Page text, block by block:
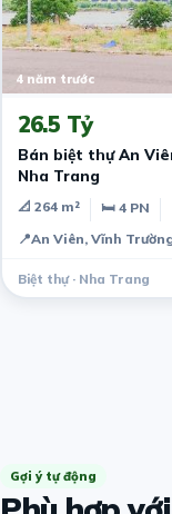
4 năm trước
26.5 Tỷ
Bán biệt thự An
Nha Trang
📐 264 m² 🛏 4 PN
📍An Viên, Vĩnh
Biệt thự · Nha Trang
Gợi ý tự động